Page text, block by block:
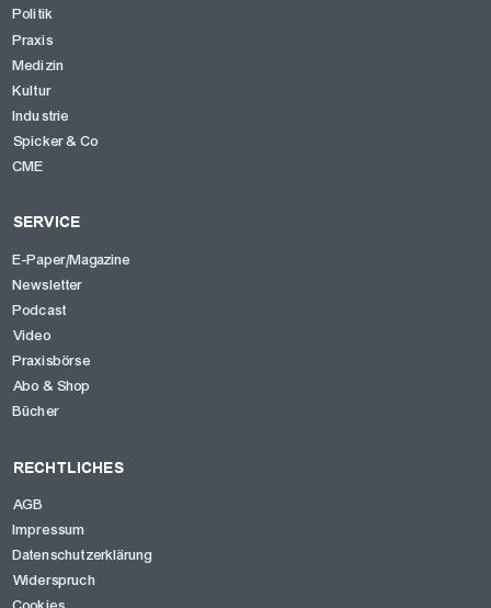
Politik
Praxis
Medizin
Kultur
Industrie
Spicker & Co
CME
SERVICE
E-Paper/Magazine
Newsletter
Podcast
Video
Praxisbörse
Abo & Shop
Bücher
RECHTLICHES
AGB
Impressum
Datenschutzerklärung
Widerspruch